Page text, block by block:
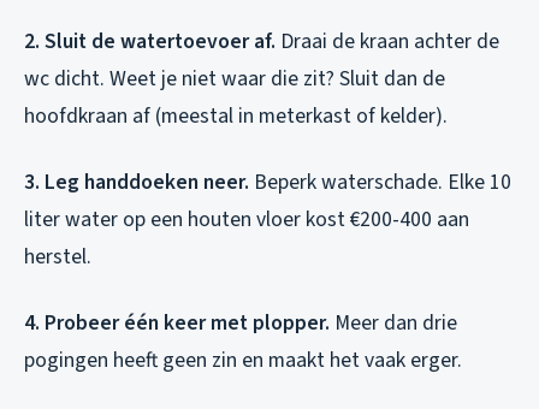
2. Sluit de watertoevoer af. Draai de kraan achter de
wc dicht. Weet je niet waar die zit? Sluit dan de
hoofdkraan af (meestal in meterkast of kelder).
3. Leg handdoeken neer. Beperk waterschade. Elke 10
liter water op een houten vloer kost €200-400 aan
herstel.
4. Probeer één keer met plopper. Meer dan drie
pogingen heeft geen zin en maakt het vaak erger.